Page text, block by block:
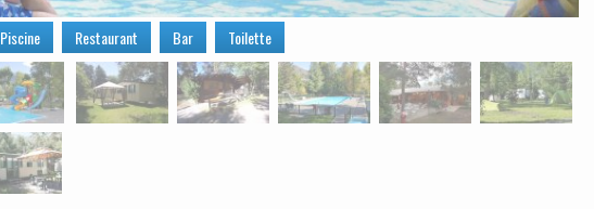
Piscine Restaurant Bar Toilette